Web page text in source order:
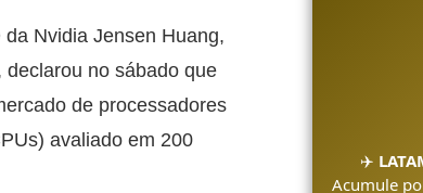
Nvidia Jensen Huang,
no sábado que
de processadores
avaliado em 200
✈️
Acumule